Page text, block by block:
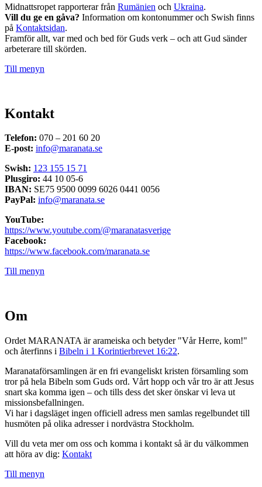
Midnattsropet rapporterar från Rumänien och Ukraina.
Vill du ge en gåva? Information om kontonummer och Swish finns
på Kontaktsidan.
Framför allt, var med och bed för Guds verk – och att Gud sänder
arbeterare till skörden.
Till menyn
Kontakt
Telefon: 070 – 201 60 20
E-post: info@maranata.se
Swish: 123 155 15 71
Plusgiro: 44 10 05-6
IBAN: SE75 9500 0099 6026 0441 0056
PayPal: info@maranata.se
YouTube:
https://www.youtube.com/@maranatasverige
Facebook:
https://www.facebook.com/maranata.se
Till menyn
Om
Ordet MARANATA är arameiska och betyder "Vår Herre, kom!"
och återfinns i Bibeln i 1 Korintierbrevet 16:22.
Maranataförsamlingen är en fri evangeliskt kristen församling som
tror på hela Bibeln som Guds ord. Vårt hopp och vår tro är att Jesus
snart ska komma igen – och tills dess det sker önskar vi leva ut
missionsbefallningen.
Vi har i dagsläget ingen officiell adress men samlas regelbundet till
husmöten på olika adresser i nordvästra Stockholm.
Vill du veta mer om oss och komma i kontakt så är du välkommen
att höra av dig: Kontakt
Till menyn